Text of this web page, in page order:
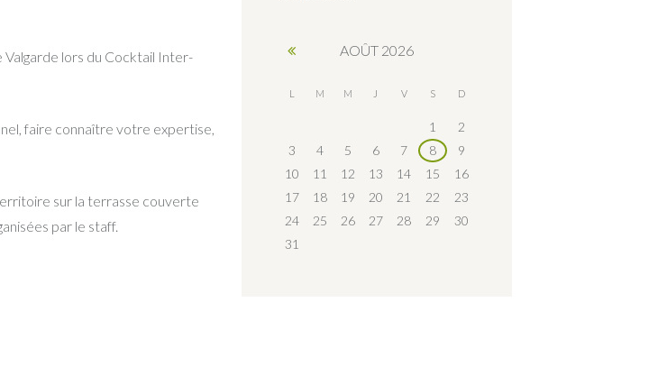
lors du Cocktail Inter-
faire connaître votre expertise,
sur la terrasse couverte
par le staff.
AOÛT 2026
L M M J V S D
1
2
3
4 5 6 7 8
9
10
11 12 13 14 15
16
17
18 19 20 21 22
23
24
25 26 27 28 29
30
31